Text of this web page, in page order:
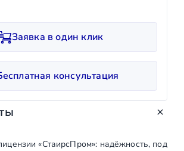
Заявка в один клик
консультация
«СтаирсПром»: надёжность,